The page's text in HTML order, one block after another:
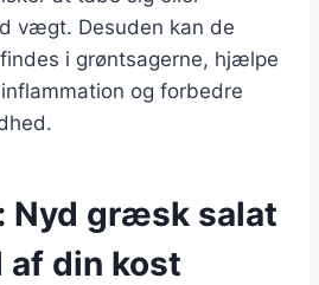
vægt. Desuden kan de
i grøntsagerne, hjælpe
og forbedre
Nyd græsk salat
af din kost